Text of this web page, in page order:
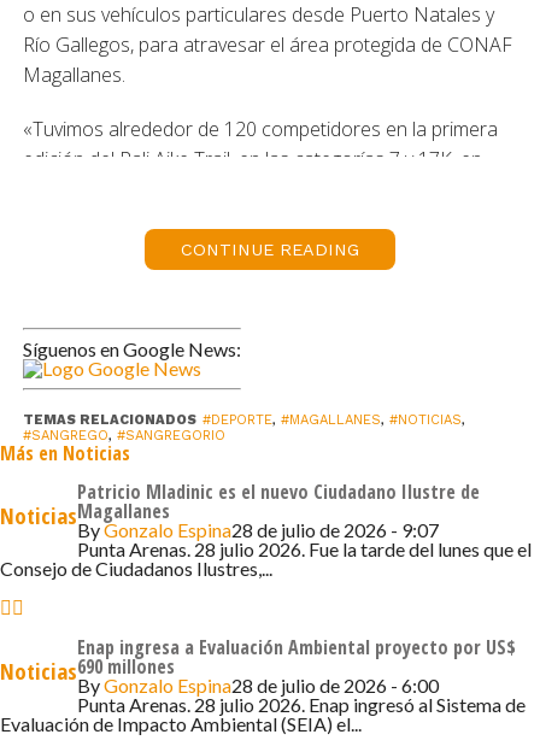
o en sus vehículos particulares desde Puerto Natales y
Río Gallegos, para atravesar el área protegida de CONAF
Magallanes.
«Tuvimos alrededor de 120 competidores en la primera
edición del Pali Aike Trail, en las categorías 7 y 17K, en
pidiendo ya una segunda edición. Cumplimos nuestro
fomentar el deporte, el turismo y la cultura en San
Gregorio y este tipo de actividades nos ayudan mucho»,
Comunitario de la Ilustre Municipalidad de San Gregorio.
Los participantes del «Pali Aike Trail» recorrieron
senderos repletos de abundantes cráteres y campos de
lava que asemejan un paisaje lunar. Los circuitos
incluyeron hitos característicos del Parque Nacional,
del Diablo.
En los 7K, venció Edison Fernández (36’03»), le siguió
Eduardo Valdivia (36’29») y completó el podio Darío Ulloa
CONTINUE READING
Síguenos en Google News:
TEMAS RELACIONADOS #DEPORTE, #MAGALLANES, #NOTICIAS,
#SANGREGO, #SANGREGORIO
Más en Noticias
Noticias
Patricio Mladinic es el nuevo Ciudadano Ilustre de
Magallanes
ByGonzalo Espina28 de julio de 2026 - 9:07
Punta Arenas. 28 julio 2026. Fue la tarde del lunes que el
Consejo de Ciudadanos Ilustres,...
Noticias
Enap ingresa a Evaluación Ambiental proyecto por US$
690 millones
ByGonzalo Espina28 de julio de 2026 - 6:00
Punta Arenas. 28 julio 2026. Enap ingresó al Sistema de
Evaluación de Impacto Ambiental (SEIA) el...